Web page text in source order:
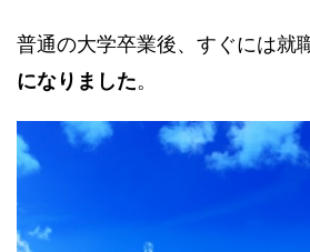
普通の大学卒業後、すぐには就
になりました。